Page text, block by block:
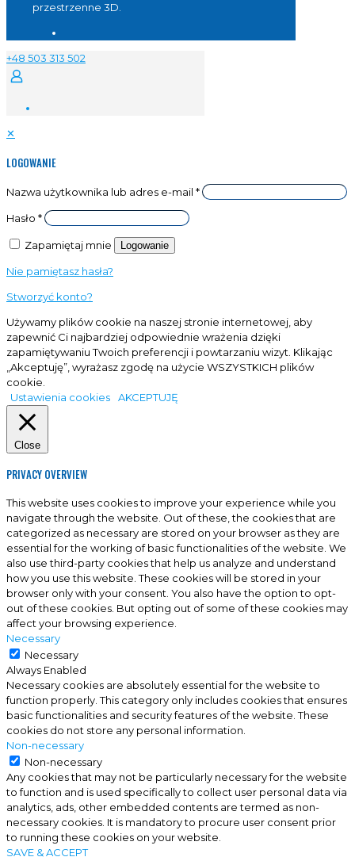
przestrzenne 3D.
+48 503 313 502
✕
LOGOWANIE
Nazwa użytkownika lub adres e-mail *
Hasło *
Zapamiętaj mnie Logowanie
Nie pamiętasz hasła?
Stworzyć konto?
Używamy plików cookie na naszej stronie internetowej, aby
zapewnić Ci najbardziej odpowiednie wrażenia dzięki
zapamiętywaniu Twoich preferencji i powtarzaniu wizyt. Klikając
„Akceptuję”, wyrażasz zgodę na użycie WSZYSTKICH plików
cookie.
Ustawienia cookies
AKCEPTUJĘ
Close
PRIVACY OVERVIEW
This website uses cookies to improve your experience while you
navigate through the website. Out of these, the cookies that are
categorized as necessary are stored on your browser as they are
essential for the working of basic functionalities of the website. We
also use third-party cookies that help us analyze and understand
how you use this website. These cookies will be stored in your
browser only with your consent. You also have the option to opt-
out of these cookies. But opting out of some of these cookies may
affect your browsing experience.
Necessary
Necessary
Always Enabled
Necessary cookies are absolutely essential for the website to
function properly. This category only includes cookies that ensures
basic functionalities and security features of the website. These
cookies do not store any personal information.
Non-necessary
Non-necessary
Any cookies that may not be particularly necessary for the website
to function and is used specifically to collect user personal data via
analytics, ads, other embedded contents are termed as non-
necessary cookies. It is mandatory to procure user consent prior
to running these cookies on your website.
SAVE & ACCEPT